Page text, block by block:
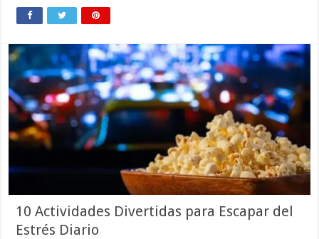
10 Actividades Divertidas para Escapar del
Estrés Diario